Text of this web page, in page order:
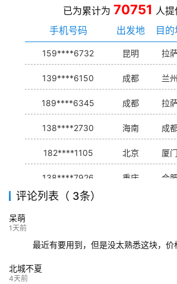
已为累计为 70751 人
手机号码
出发地 目
159****6732 昆明 拉
139****6150 成都 兰州
189****6345 成都 拉
138****2730 海南 成
182****1105 北京 厦门
138****7926 重庆 合肥
139****9233
评论列表（ 3条）
呆萌
1天前
最近有要用到，但是没太熟悉这块，价
北城不夏
4天前